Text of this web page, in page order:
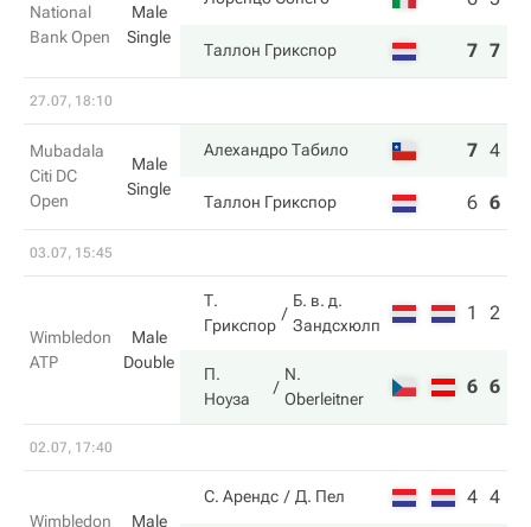
National
Bank Open
Male
Single
Таллон Грикспор 7 7
27.07, 18:10
Mubadala
Citi DC
Open
Male
Single
Алехандро Табило 7 4
Таллон Грикспор 6 6
03.07, 15:45
Wimbledon
ATP
Male
Double
Т.
Грикспор
Б. в. д.
Зандсхюлп
1 2
П.
Ноуза
N.
Oberleitner
6 6
02.07, 17:40
Wimbledon
Male
С. Арендс Д. Пел 4 4